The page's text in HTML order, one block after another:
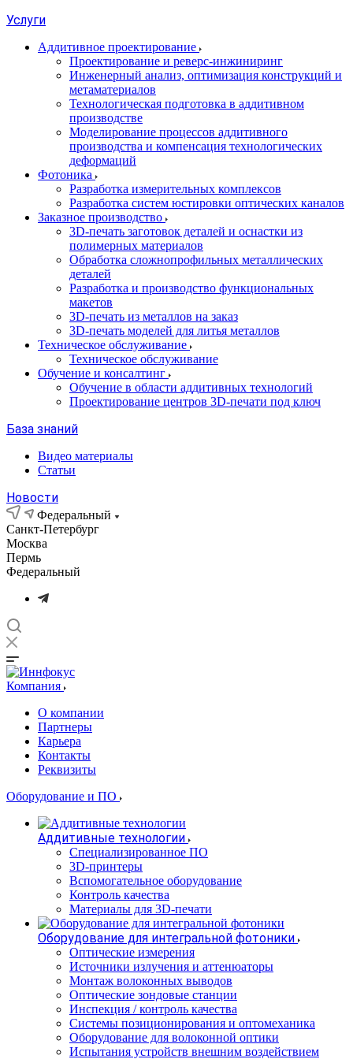
Услуги
Аддитивное проектирование
Проектирование и реверс-инжиниринг
Инженерный анализ, оптимизация конструкций и
метаматериалов
Технологическая подготовка в аддитивном
производстве
Моделирование процессов аддитивного
производства и компенсация технологических
деформаций
Фотоника
Разработка измерительных комплексов
Разработка систем юстировки оптических каналов
Заказное производство
3D-печать заготовок деталей и оснастки из
полимерных материалов
Обработка сложнопрофильных металлических
деталей
Разработка и производство функциональных
макетов
3D-печать из металлов на заказ
3D-печать моделей для литья металлов
Техническое обслуживание
Техническое обслуживание
Обучение и консалтинг
Обучение в области аддитивных технологий
Проектирование центров 3D-печати под ключ
База знаний
Видео материалы
Статьи
Новости
Федеральный
Санкт-Петербург
Москва
Пермь
Федеральный
Компания
О компании
Партнеры
Карьера
Контакты
Реквизиты
Оборудование и ПО
Аддитивные технологии
Специализированное ПО
3D-принтеры
Вспомогательное оборудование
Контроль качества
Материалы для 3D-печати
Оборудование для интегральной фотоники
Оптические измерения
Источники излучения и аттенюаторы
Монтаж волоконных выводов
Оптические зондовые станции
Инспекция / контроль качества
Системы позиционирования и оптомеханика
Оборудование для волоконной оптики
Испытания устройств внешним воздействием